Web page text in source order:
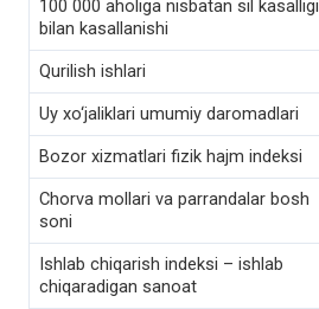
100 000 aholiga nisbatan sil kasalligi
bilan kasallanishi
Qurilish ishlari
Uy xo‘jaliklari umumiy daromadlari
Bozor xizmatlari fizik hajm indeksi
Chorva mollari va parrandalar bosh
soni
Ishlab chiqarish indeksi – ishlab
chiqaradigan sanoat